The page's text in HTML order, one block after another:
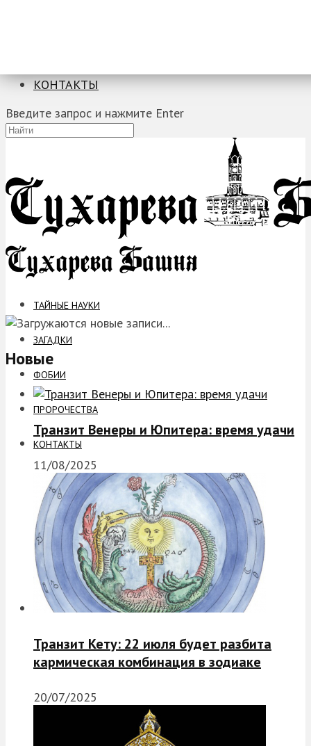
КОНТАКТЫ
Введите запрос и нажмите Enter
ТАЙНЫЕ НАУКИ
ЗАГАДКИ
ФОБИИ
ПРОРОЧЕСТВА
КОНТАКТЫ
Новые
Транзит Венеры и Юпитера: время удачи
11/08/2025
Транзит Кету: 22 июля будет разбита
кармическая комбинация в зодиаке
20/07/2025